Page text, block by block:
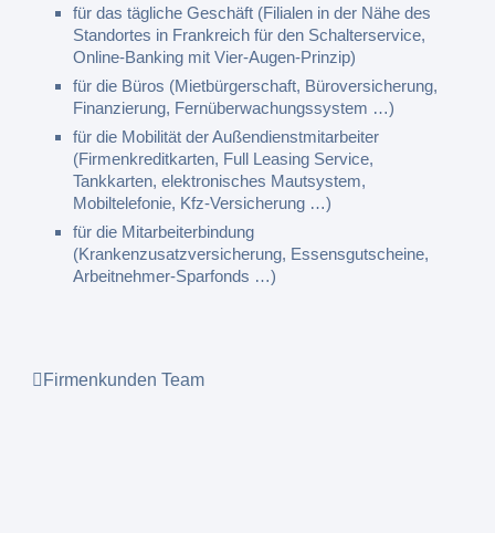
für das tägliche Geschäft (Filialen in der Nähe des
Standortes in Frankreich für den Schalterservice,
Online-Banking mit Vier-Augen-Prinzip)
für die Büros (Mietbürgerschaft, Büroversicherung,
Finanzierung, Fernüberwachungssystem …)
für die Mobilität der Außendienstmitarbeiter
(Firmenkreditkarten, Full Leasing Service,
Tankkarten, elektronisches Mautsystem,
Mobiltelefonie, Kfz-Versicherung …)
für die Mitarbeiterbindung
(Krankenzusatzversicherung, Essensgutscheine,
Arbeitnehmer-Sparfonds …)
Firmenkunden Team